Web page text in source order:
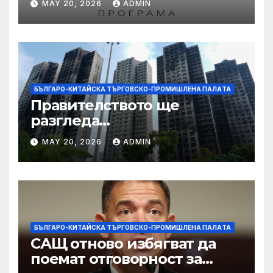
работниците с увреждания
MAY 20, 2026 ADMIN
БЪЛГАРО-КИТАЙСКА ТЪРГОВСКО-ПРОМИШЛЕНА ПАЛAТА
Правителството ще
разгледа
застрахователните
претенции на Wang Fuk
Court по план за обратно
изкупуване: Хоп
MAY 20, 2026 ADMIN
БЪЛГАРО-КИТАЙСКА ТЪРГОВСКО-ПРОМИШЛЕНА ПАЛAТА
САЩ отново избягват да
поемат отговорност за